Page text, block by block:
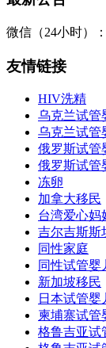
微信（24小时）
友情链接
HIV洗精
乌克兰试管
乌克兰试管
俄罗斯试管
俄罗斯试管
冻卵
加拿大移民
台湾爱心妈
吉尔吉斯斯
同性家庭
同性试管婴
新加坡移民
日本试管婴
柬埔寨试管
格鲁吉亚试